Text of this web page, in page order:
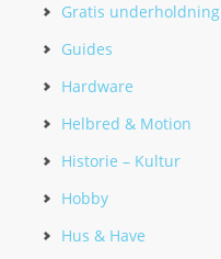
Gratis underholdning
Guides
Hardware
Helbred & Motion
Historie – Kultur
Hobby
Hus & Have